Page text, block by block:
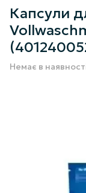
Капсули
Немає в